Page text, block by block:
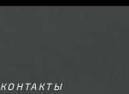
КОНТАКТЫ